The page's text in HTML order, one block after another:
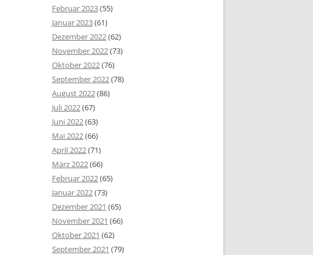
Februar 2023(55)
Januar 2023(61)
Dezember 2022(62)
November 2022(73)
Oktober 2022(76)
September 2022(78)
August 2022(86)
Juli 2022(67)
Juni 2022(63)
Mai 2022(66)
April 2022(71)
März 2022(66)
Februar 2022(65)
Januar 2022(73)
Dezember 2021 (65)
November 2021 (66)
Oktober 2021 (62)
September 2021 (79)